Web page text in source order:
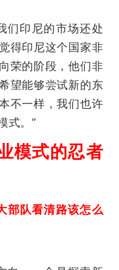
们印尼的市场还处
得印尼这个国家非
荣的阶段，他们非
望能够尝试新的东
不一样，我们也许
式。”
模式的忍者
部队看清路该怎么